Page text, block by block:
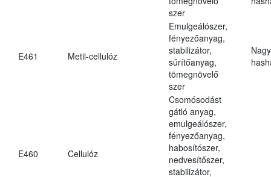
szer
E461 Metil-cellulóz
Emulgeálószer,
fényezőanyag,
stabilizátor,
sűrítőanyag,
tömegnövelő
szer
E460 Cellulóz
Csomósodást
gátló anyag,
emulgeálószer,
fényezőanyag,
habosítószer,
nedvesítőszer,
stabilizátor,